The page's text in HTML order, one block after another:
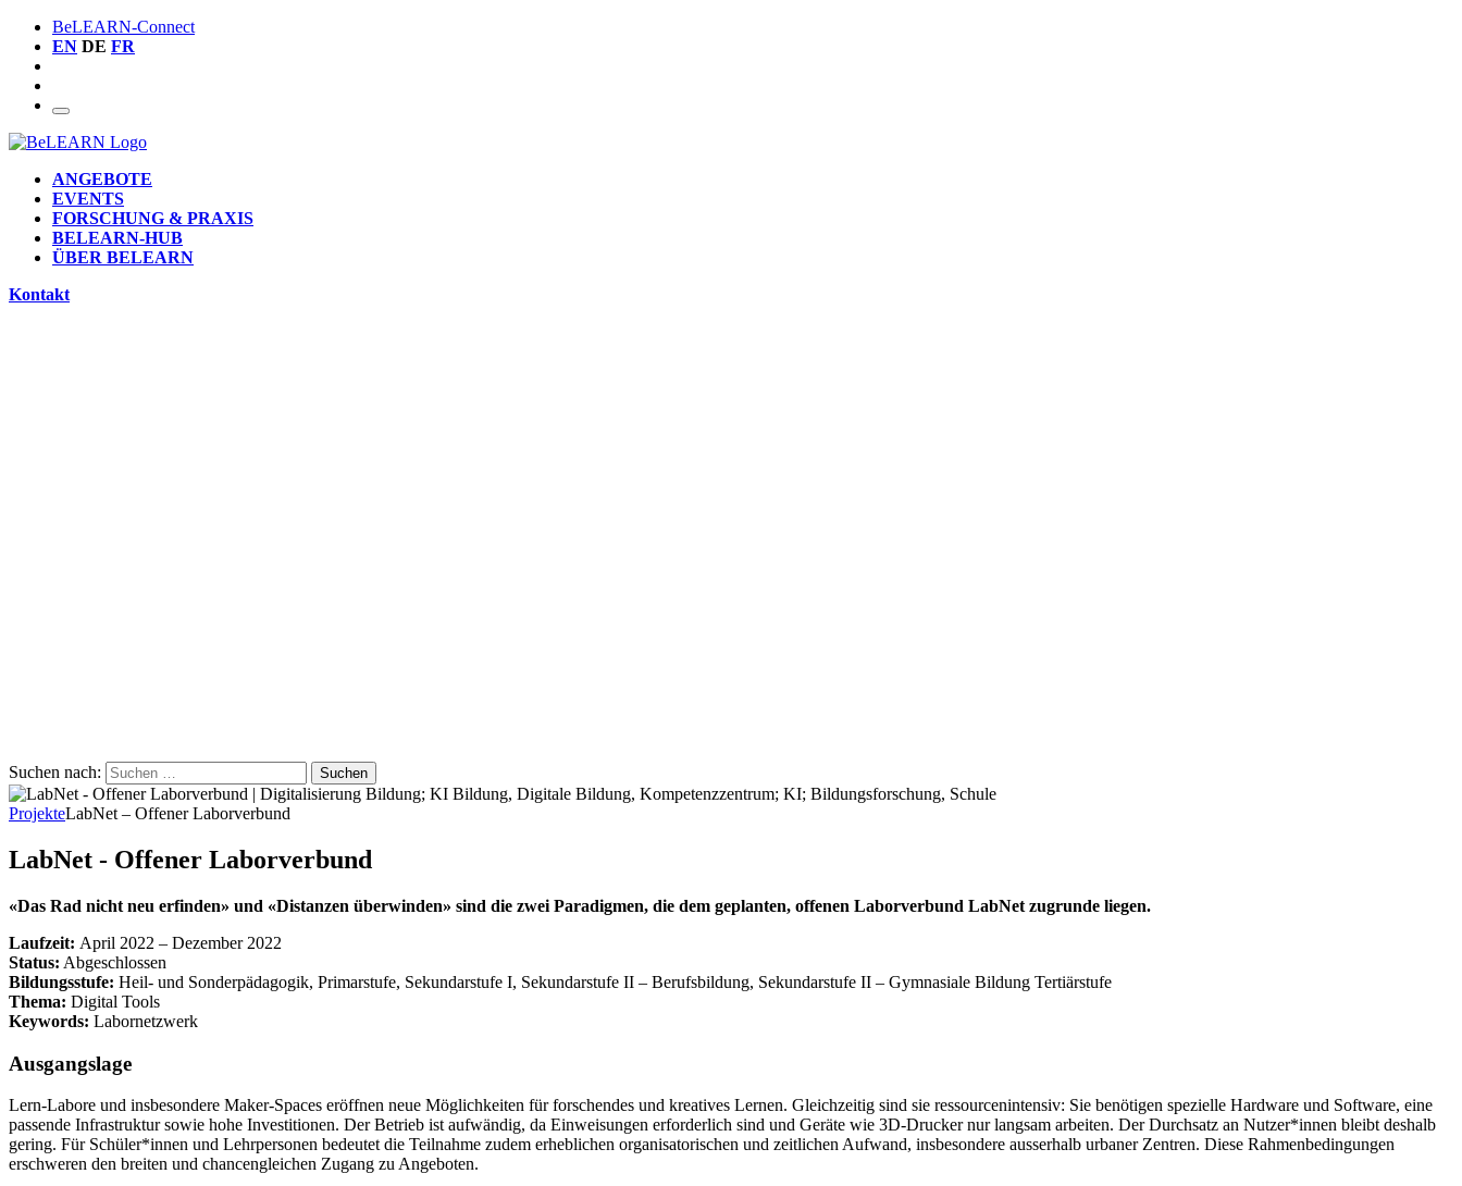
BeLEARN-Connect
EN DE FR
ANGEBOTE
EVENTS
FORSCHUNG & PRAXIS
BELEARN-HUB
ÜBER BELEARN
Kontakt
Suchen nach:
ProjekteLabNet – Offener Laborverbund
LabNet - Offener Laborverbund
«Das Rad nicht neu erfinden» und «Distanzen überwinden» sind die zwei Paradigmen, die dem geplanten, offenen Laborverbund LabNet zugrunde liegen.
Laufzeit: April 2022 – Dezember 2022
Status: Abgeschlossen
Bildungsstufe: Heil- und Sonderpädagogik, Primarstufe, Sekundarstufe I, Sekundarstufe II – Berufsbildung, Sekundarstufe II – Gymnasiale Bildung Tertiärstufe
Thema: Digital Tools
Keywords: Labornetzwerk
Ausgangslage
Lern-Labore und insbesondere Maker-Spaces eröffnen neue Möglichkeiten für forschendes und kreatives Lernen. Gleichzeitig sind sie ressourcenintensiv: Sie benötigen spezielle Hardware und Software, eine
passende Infrastruktur sowie hohe Investitionen. Der Betrieb ist aufwändig, da Einweisungen erforderlich sind und Geräte wie 3D-Drucker nur langsam arbeiten. Der Durchsatz an Nutzer*innen bleibt deshalb
gering. Für Schüler*innen und Lehrpersonen bedeutet die Teilnahme zudem erheblichen organisatorischen und zeitlichen Aufwand, insbesondere ausserhalb urbaner Zentren. Diese Rahmenbedingungen
erschweren den breiten und chancengleichen Zugang zu Angeboten.